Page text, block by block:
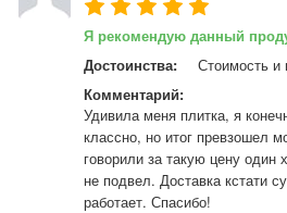
Я рекомендую данный
Достоинства:
Стоимость и
Комментарий:
Удивила меня плитка, я
классно, но итог превзошел
говорили за такую цену
не подвел. Доставка кстати
работает. Спасибо!